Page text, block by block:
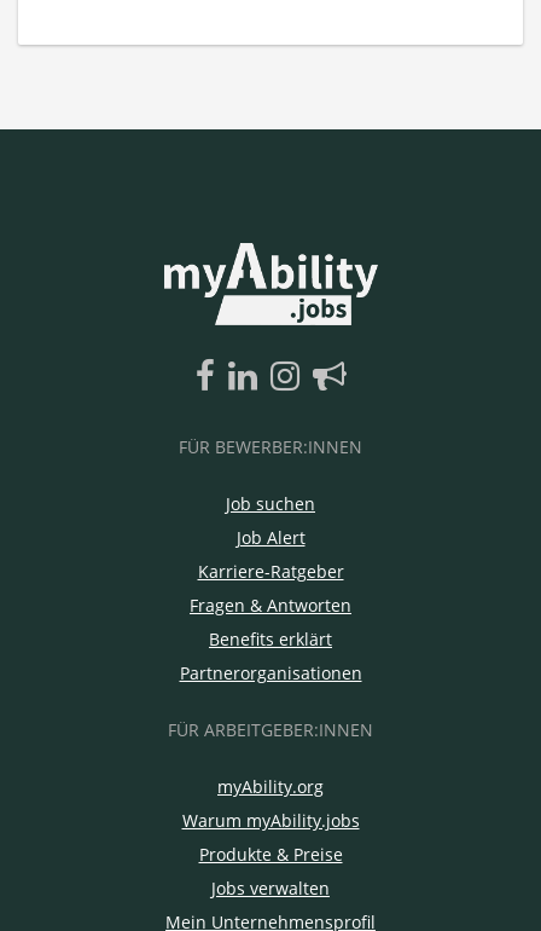
FÜR BEWERBER:INNEN
Job suchen
Job Alert
Karriere-Ratgeber
Fragen & Antworten
Benefits erklärt
Partnerorganisationen
FÜR ARBEITGEBER:INNEN
myAbility.org
Warum myAbility.jobs
Produkte & Preise
Jobs verwalten
Mein Unternehmensprofil